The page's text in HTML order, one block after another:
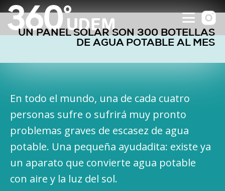
UN PANEL SOLAR SON 300 BOTELLAS
DE AGUA POTABLE AL MES
En todo el mundo, una de cada cuatro
personas sufre o sufrirá muy pronto
problemas graves de escasez de agua
potable. Una pequeña ayudadita: existe ya
un aparato que convierte agua potable
con aire y la luz del sol.